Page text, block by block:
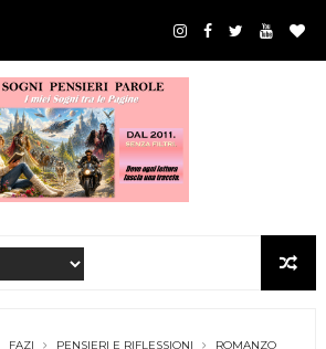
FAZI PENSIERI E RIFLESSIONI
ROMANZO